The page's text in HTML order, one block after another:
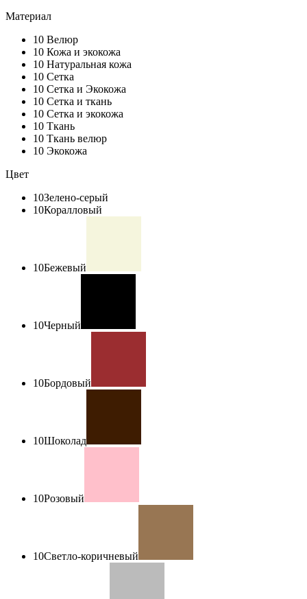
Материал
10 Велюр
10 Кожа и экокожа
10 Натуральная кожа
10 Сетка
10 Сетка и Экокожа
10 Сетка и ткань
10 Сетка и экокожа
10 Ткань
10 Ткань велюр
10 Экокожа
Цвет
10Зелено-серый
10Коралловый
10Бежевый
10Черный
10Бордовый
10Шоколад
10Розовый
10Светло-коричневый